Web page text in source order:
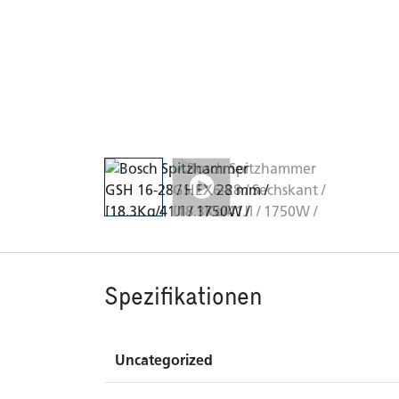
Spezifikationen
Uncategorized